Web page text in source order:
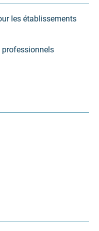
les établissements